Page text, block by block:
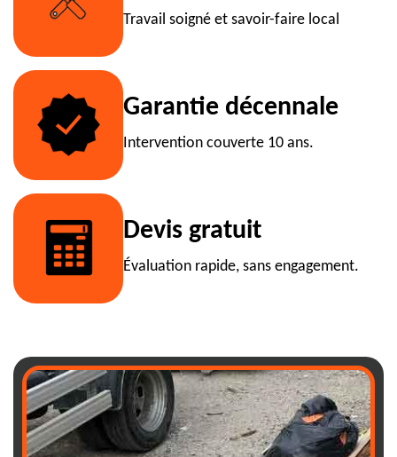
Travail soigné et savoir-faire local
Garantie décennale
Intervention couverte 10 ans.
Devis gratuit
Évaluation rapide, sans engagement.